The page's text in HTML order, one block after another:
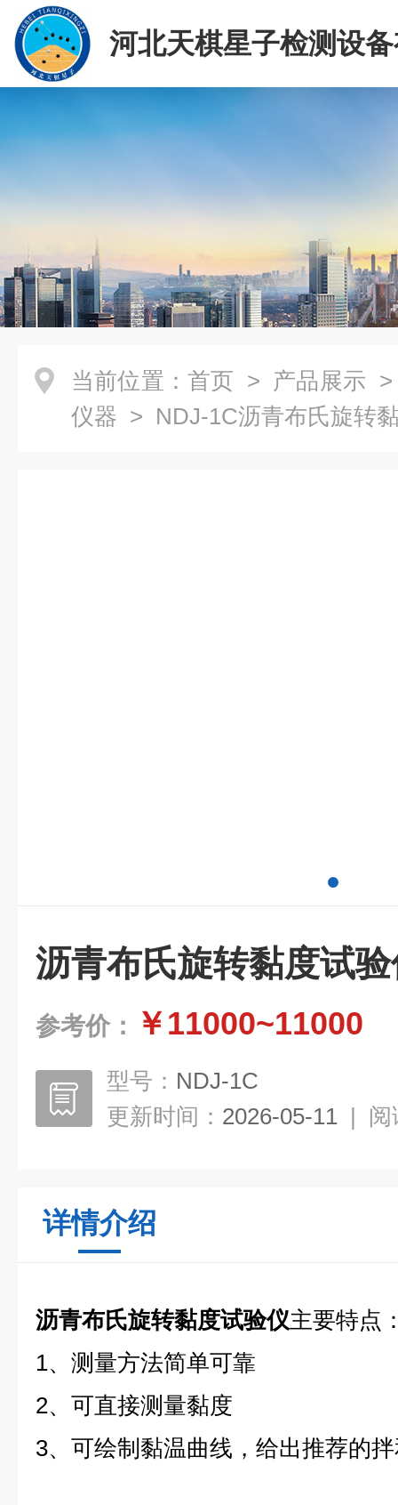
河北天棋星子检测设
司
当前位置： 首页 > 产品展示
仪器 > NDJ-1C沥青布氏旋转
沥青布氏旋转黏度试
参考价： ￥11000~11000
型号： NDJ-1C
更新时间： 2026-05-11 | 阅
详情介绍
沥青布氏旋转黏度试验仪主要特点
1、测量方法简单可靠
2、可直接测量黏度
3、可绘制黏温曲线，给出推荐的